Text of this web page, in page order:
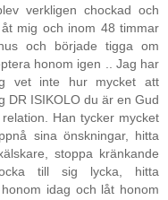
verkligen chockad och
mig och inom 48 timmar
och började tigga om
honom igen .. Jag har
vet inte hur mycket att
DR ISIKOLO du är en Gud
Han tycker mycket
sina önskningar, hitta
stoppa kränkande
till sig lycka, hitta
idag och låt honom